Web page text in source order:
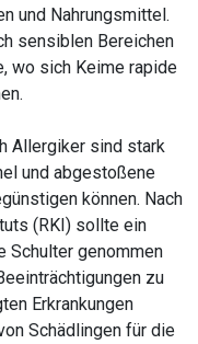
und Nahrungsmittel.
sensiblen Bereichen
wo sich Keime rapide
Allergiker sind stark
und abgestoßene
können. Nach
(RKI) sollte ein
Schulter genommen
zu
Erkrankungen
Schädlingen für die